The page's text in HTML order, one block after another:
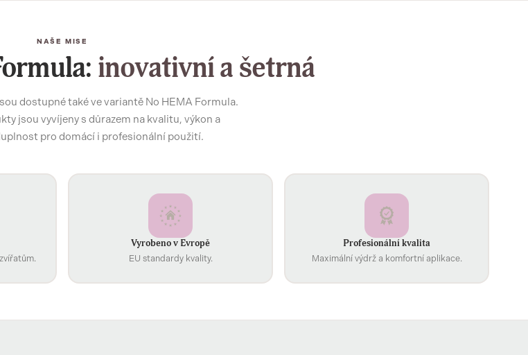
NAŠE MISE
inovativní a šetrná
dostupné také ve variantě No HEMA Formula.
jsou vyvíjeny s důrazem na kvalitu, výkon a
pro domácí i profesionální použití.
Vyrobeno v Evropě
EU standardy kvality.
Profesionální kvalita
Maximální výdrž a komfortní aplikace.